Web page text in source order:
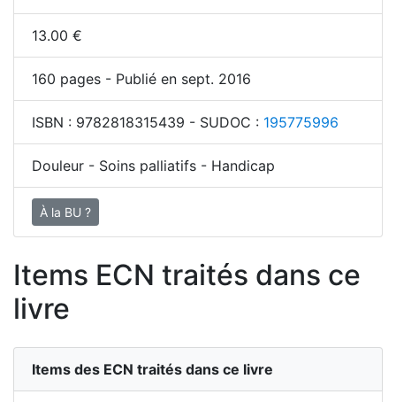
13.00 €
160 pages - Publié en sept. 2016
ISBN : 9782818315439 - SUDOC : 195775996
Douleur - Soins palliatifs - Handicap
À la BU ?
Items ECN traités dans ce
livre
Items des ECN traités dans ce livre